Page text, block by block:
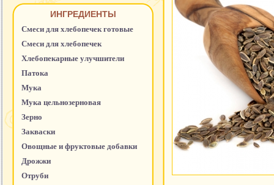
ИНГРЕДИЕНТЫ
Смеси для хлебопечек готовые
Смеси для хлебопечек
Хлебопекарные улучшители
Патока
Мука
Мука цельнозерновая
Зерно
Закваски
Овощные и фруктовые добавки
Дрожжи
Отруби